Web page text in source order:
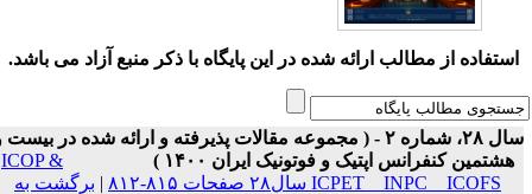
استفاده از مطالب ارائه شده در این پایگاه با ذکر منبع آزاد می باشد.
سال ۲۸، شماره ۲ - ( مجموعه مقالات پذیرفته و ارائه شده در بیست و
هشتمین کنفرانس اپتیک و فوتونیک ایران ۱۴۰۰ )
ICOP &
ICPET _ INPC _ ICOFS سال۲۸ صفحات ۸۱۵-۸۱۲
| برگشت به